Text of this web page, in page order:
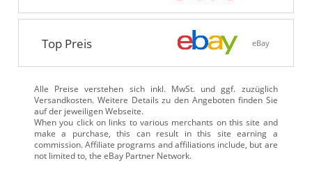
Top Preis eBay
Alle Preise verstehen sich inkl. MwSt. und ggf. zuzüglich
Versandkosten. Weitere Details zu den Angeboten finden Sie
auf der jeweiligen Webseite.